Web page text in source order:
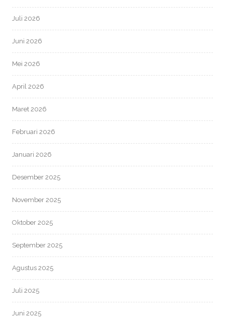
Juli 2026
Juni 2026
Mei 2026
April 2026
Maret 2026
Februari 2026
Januari 2026
Desember 2025
November 2025
Oktober 2025
September 2025
Agustus 2025
Juli 2025
Juni 2025